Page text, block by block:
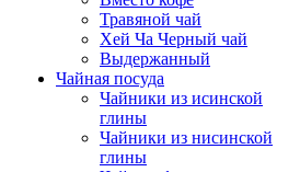
Травяной чай
Хей Ча Черный чай
Выдержанный
Чайная посуда
Чайники из исинской
глины
Чайники из нисинской
глины